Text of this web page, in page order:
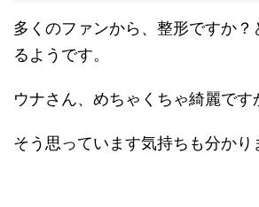
多くのファンから、整形ですか
るようです。
ウナさん、めちゃくちゃ綺麗です
そう思っています気持ちも分かり